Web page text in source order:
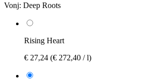
Vonj: Deep Roots
Rising Heart
€ 27,24 (€ 272,40 / l)